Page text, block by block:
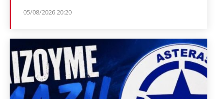
05/08/2026 20:20